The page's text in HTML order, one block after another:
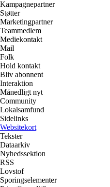
Kampagnepartner
Støtter
Marketingpartner
Teammedlem
Mediekontakt
Mail
Folk
Hold kontakt
Bliv abonnent
Interaktion
Månedligt nyt
Community
Lokalsamfund
Sidelinks
Websitekort
Tekster
Dataarkiv
Nyhedssektion
RSS
Lovstof
Sporingselementer